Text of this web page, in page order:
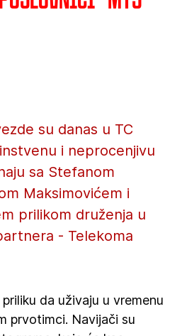
su danas u TC
i neprocenjivu
sa Stefanom
Maksimovićem i
prilikom druženja u
- Telekoma
da uživaju u vremenu
prvotimci. Navijači su